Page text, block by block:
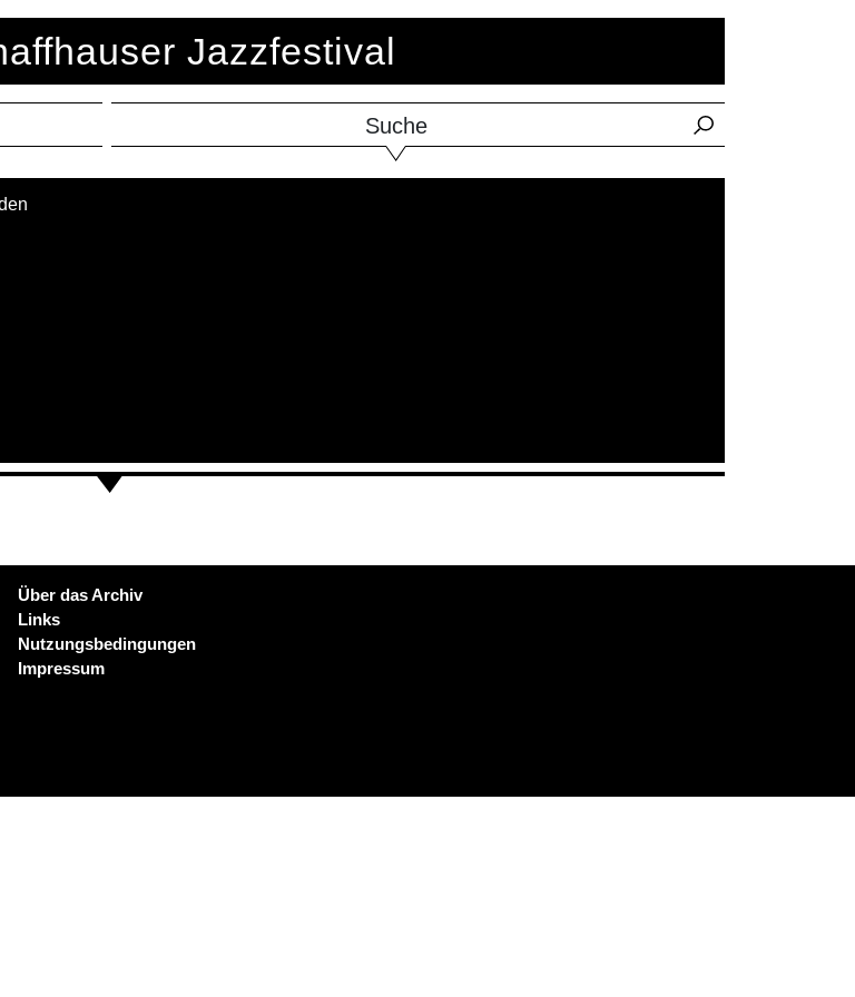
Jazzfestival
Suche
Über das Archiv
Links
Nutzungsbedingungen
Impressum